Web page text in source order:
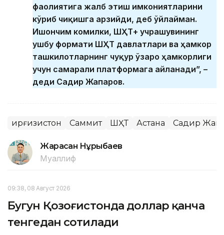
фаолиятига жалб этиш имкониятларини
кўриб чиқишга арзийди, деб ўйлайман.
Ишончим комилки, ШҲТ+ учрашувининг
ушбу формати ШҲТ давлатлари ва ҳамкор
ташкилотларнинг чуқур ўзаро ҳамкорлиги
учун самарали платформага айланади”, –
деди Садир Жапаров.
Қирғизистон Саммит ШҲТ Астана Садир
Жарасқан Нұрыбаев
Муаллиф
09:38, 08 Август 2026
Бугун Қозоғистонда доллар қанча
тенгедан сотилади